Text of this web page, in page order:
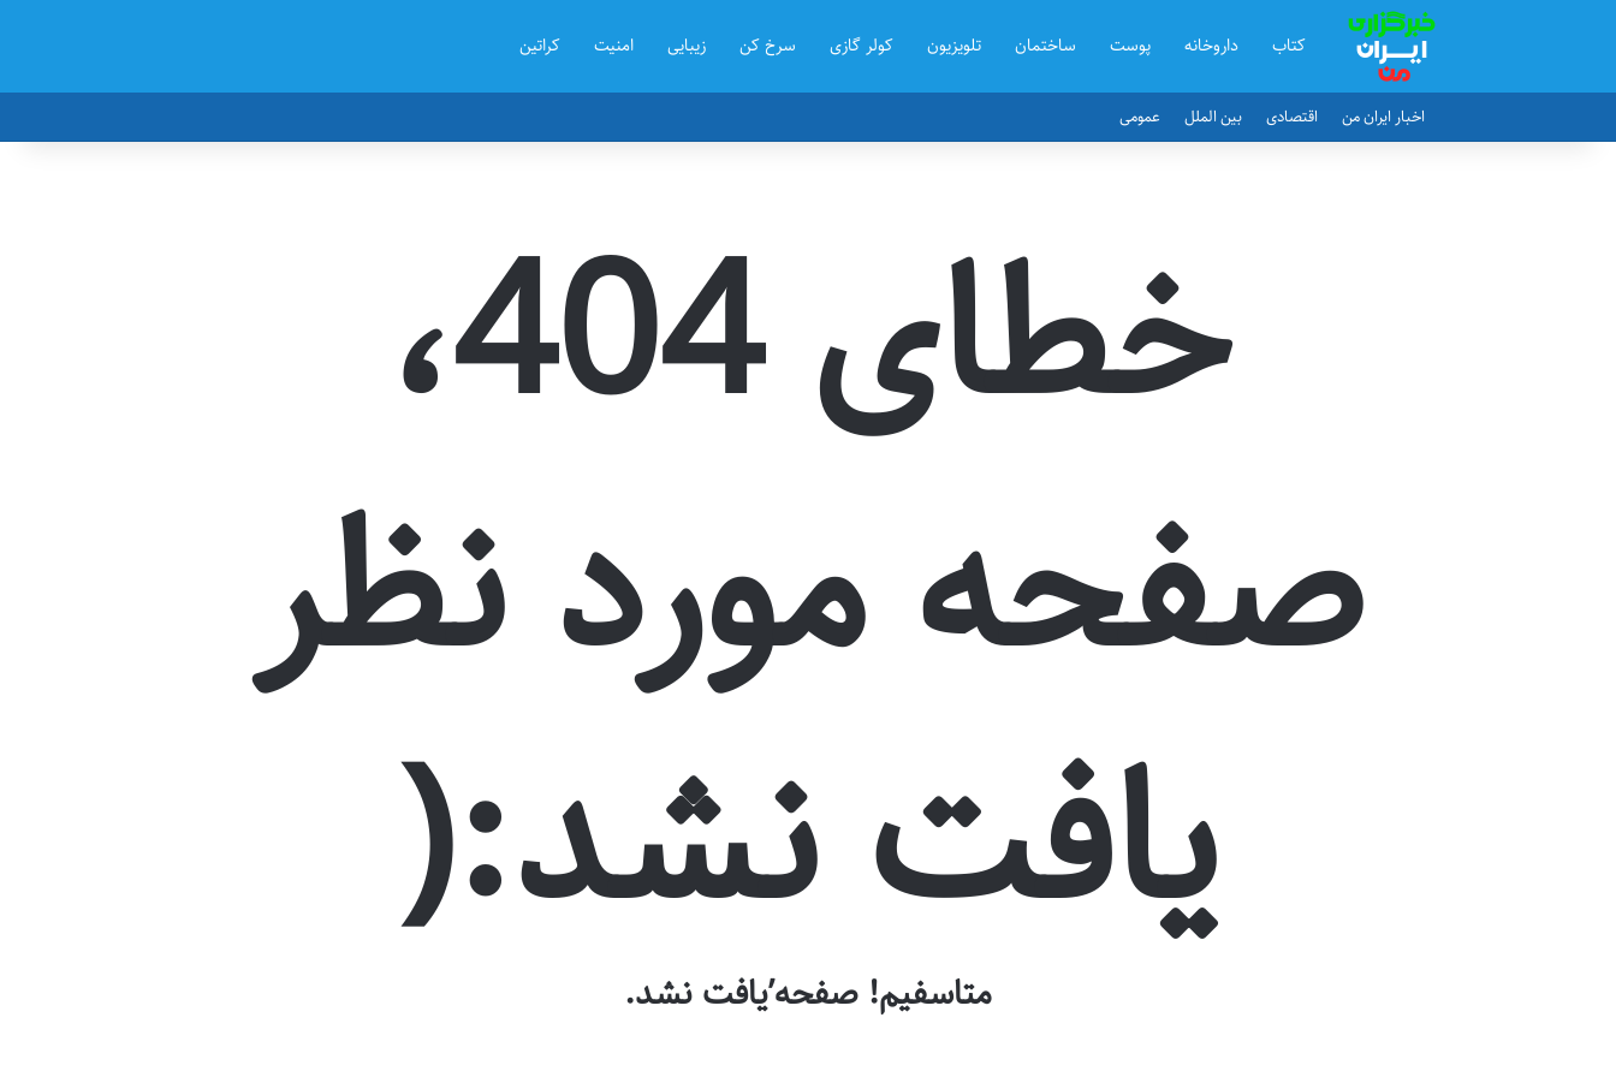
کتاب داروخانه پوست ساختمان تلویزیون کولر گازی سرخ کن زیبایی امنیت کراتین
اخبار ایران من اقتصادی بین الملل عمومی
خطای 404،
صفحه مورد نظر
یافت نشد:(
متاسفیم! صفحه’یافت نشد.